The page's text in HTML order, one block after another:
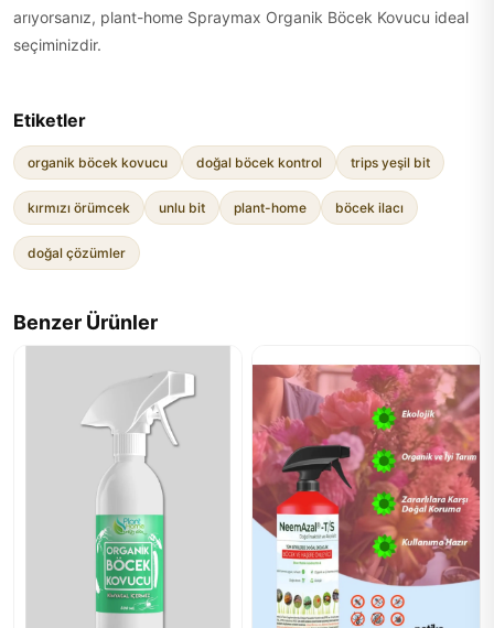
arıyorsanız, plant-home Spraymax Organik Böcek Kovucu ideal
seçiminizdir.
Etiketler
organik böcek kovucu doğal böcek kontrol trips yeşil bit
kırmızı örümcek unlu bit plant-home böcek ilacı
doğal çözümler
Benzer Ürünler